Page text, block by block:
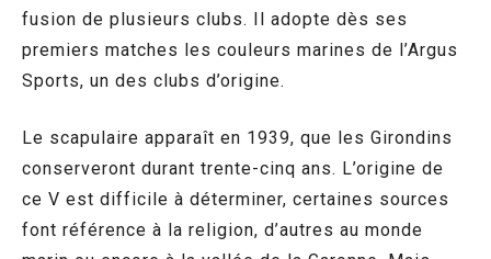
fusion de plusieurs clubs. Il adopte dès ses
premiers matches les couleurs marines de l’Argus
Sports, un des clubs d’origine.
Le scapulaire apparaît en 1939, que les Girondins
conserveront durant trente-cinq ans. L’origine de
ce V est difficile à déterminer, certaines sources
font référence à la religion, d’autres au monde